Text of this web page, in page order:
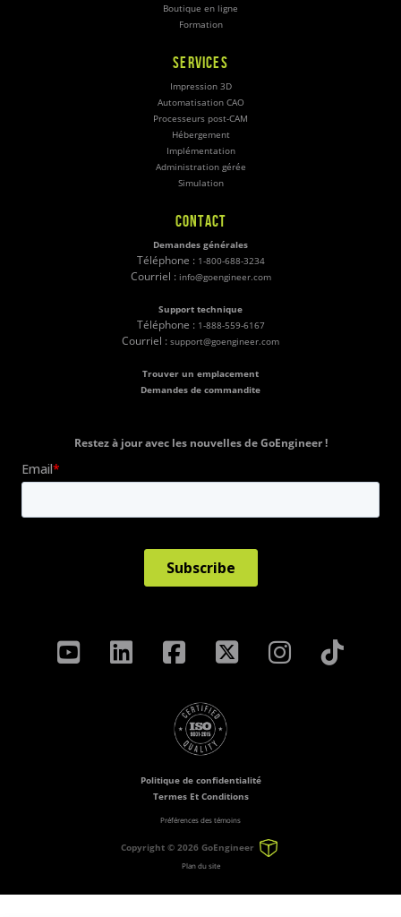
Boutique en ligne
Formation
SERVICES
Impression 3D
Automatisation CAO
Processeurs post-CAM
Hébergement
Implémentation
Administration gérée
Simulation
CONTACT
Demandes générales
Téléphone : 1-800-688-3234
Courriel : info@goengineer.com
Support technique
Téléphone : 1-888-559-6167
Courriel : support@goengineer.com
Trouver un emplacement
Demandes de commandite
Restez à jour avec les nouvelles de GoEngineer !
Politique de confidentialité
Termes Et Conditions
Préférences des témoins
Copyright ©2026 GoEngineer
Plan du site